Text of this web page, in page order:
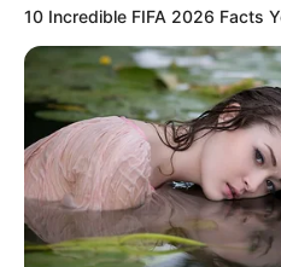
10 Incredible FIFA 2026 Facts